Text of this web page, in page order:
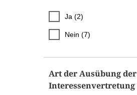
Ja (2)
Nein (7)
Art der Ausübung der
Interessenvertretung